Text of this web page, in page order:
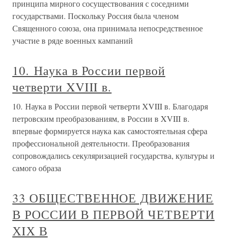
принципа мирного сосуществования с соседними
государствами. Поскольку Россия была членом
Священного союза, она принимала непосредственное
участие в ряде военных кампаний
10. Наука в России первой
четверти XVIII в.
10. Наука в России первой четверти XVIII в. Благодаря
петровским преобразованиям, в России в XVIII в.
впервые формируется наука как самостоятельная сфера
профессиональной деятельности. Преобразования
сопровождались секуляризацией государства, культуры и
самого образа
33 ОБЩЕСТВЕННОЕ ДВИЖЕНИЕ
В РОССИИ В ПЕРВОЙ ЧЕТВЕРТИ
ХIХ В